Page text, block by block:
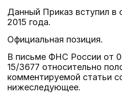
Данный Приказ вступил в
2015 года.
Официальная позиция.
В письме ФНС России от
15/3677 относительно
комментируемой статьи
нижеследующее.